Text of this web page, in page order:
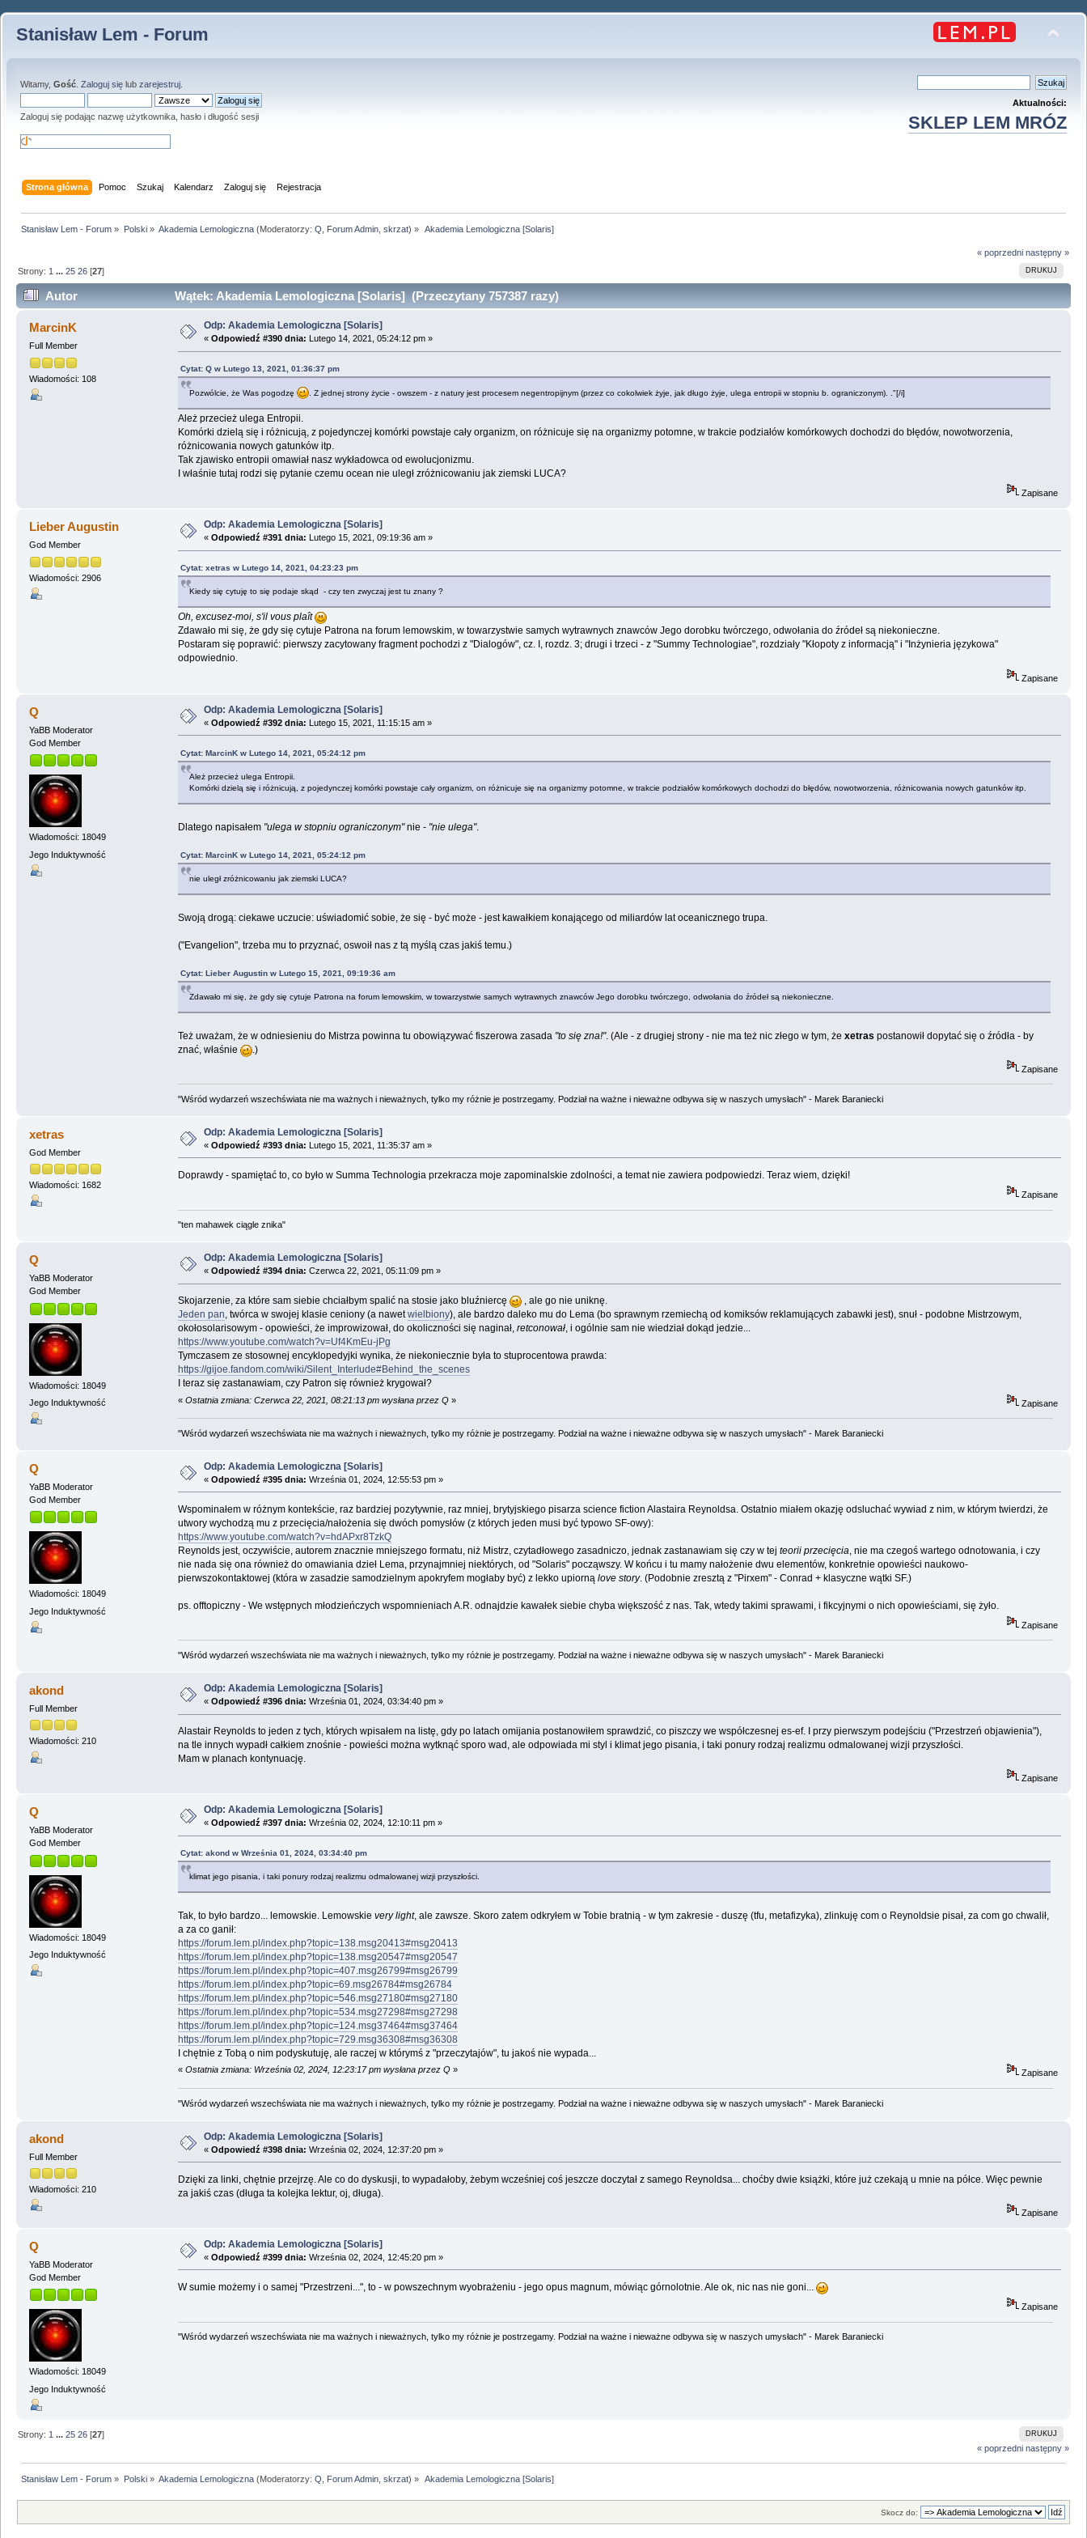
Stanisław Lem - Forum
Witamy, Gość Zaloguj się lub zarejestruj
Zaloguj się podając nazwę użytkownika, hasło i długość sesji
Aktualności:
SKLEP LEM MRÓZ
Strona główna Pomoc Szukaj Kalendarz Zaloguj się Rejestracja
Stanisław Lem - Forum » Polski» Akademia Lemologiczna(Moderatorzy: Q Forum Admin, skrzat) » Akademia Lemologiczna [Solaris]
« poprzedni następny »
DRUKUJ
Strony: 1 ...25 26 [27]
Autor Wątek: Akademia Lemologiczna [Solaris] (Przeczytany 757387 razy)
MarcinK
Full Member
Wiadomości: 108
Odp: Akademia Lemologiczna [Solaris]
« Odpowiedź #390 dnia: Lutego 14, 2021, 05:24:12 pm »
Cytat: Q w Lutego 13, 2021, 01:36:37 pm
Pozwólcie, że Was pogodzę . Z jednej strony życie - owszem - z natury jest procesem negentropijnym (przez co cokolwiek żyje, jak długo żyje, ulega entropii w stopniu b. ograniczonym). ."[/i]
Ależ przecież ulega Entropii.
Komórki dzielą się i różnicują, z pojedynczej komórki powstaje cały organizm, on różnicuje się na organizmy potomne, w trakcie podziałów komórkowych dochodzi do błędów, nowotworzenia,
różnicowania nowych gatunków itp.
Tak zjawisko entropii omawiał nasz wykładowca od ewolucjonizmu.
I właśnie tutaj rodzi się pytanie czemu ocean nie uległ zróżnicowaniu jak ziemski LUCA?
Zapisane
Lieber Augustin
God Member
Wiadomości: 2906
Odp: Akademia Lemologiczna [Solaris]
« Odpowiedź #391 dnia: Lutego 15, 2021, 09:19:36 am »
Cytat: xetras w Lutego 14, 2021, 04:23:23 pm
Kiedy się cytuję to się podaje skąd - czy ten zwyczaj jest tu znany ?
Oh, excusez-moi, s'il vous plaît
Zdawało mi się, że gdy się cytuje Patrona na forum lemowskim, w towarzystwie samych wytrawnych znawców Jego dorobku twórczego, odwołania do źródeł są niekonieczne.
Postaram się poprawić: pierwszy zacytowany fragment pochodzi z "Dialogów", cz. I, rozdz. 3; drugi i trzeci - z "Summy Technologiae", rozdziały "Kłopoty z informacją" i "Inżynieria językowa"
odpowiednio.
Zapisane
Q
YaBB Moderator
God Member
Wiadomości: 18049
Jego Induktywność
Odp: Akademia Lemologiczna [Solaris]
« Odpowiedź #392 dnia: Lutego 15, 2021, 11:15:15 am »
Cytat: MarcinK w Lutego 14, 2021, 05:24:12 pm
Ależ przecież ulega Entropii.
Komórki dzielą się i różnicują, z pojedynczej komórki powstaje cały organizm, on różnicuje się na organizmy potomne, w trakcie podziałów komórkowych dochodzi do błędów, nowotworzenia, różnicowania nowych gatunków itp.
Dlatego napisałem "ulega w stopniu ograniczonym"nie - "nie ulega".
Cytat: MarcinK w Lutego 14, 2021, 05:24:12 pm
nie uległ zróżnicowaniu jak ziemski LUCA?
Swoją drogą: ciekawe uczucie: uświadomić sobie, że się - być może - jest kawałkiem konającego od miliardów lat oceanicznego trupa.
("Evangelion", trzeba mu to przyznać, oswoił nas z tą myślą czas jakiś temu.)
Cytat: Lieber Augustin w Lutego 15, 2021, 09:19:36 am
Zdawało mi się, że gdy się cytuje Patrona na forum lemowskim, w towarzystwie samych wytrawnych znawców Jego dorobku twórczego, odwołania do źródeł są niekonieczne.
Też uważam, że w odniesieniu do Mistrza powinna tu obowiązywać fiszerowa zasada "to się zna!". (Ale - z drugiej strony - nie ma też nic złego w tym, że xetras postanowił dopytać się o źródła - by
znać, właśnie
.)
Zapisane
"Wśród wydarzeń wszechświata nie ma ważnych i nieważnych, tylko my różnie je postrzegamy. Podział na ważne i nieważne odbywa się w naszych umysłach" - Marek Baraniecki
xetras
God Member
Wiadomości: 1682
Odp: Akademia Lemologiczna [Solaris]
« Odpowiedź #393 dnia: Lutego 15, 2021, 11:35:37 am »
Doprawdy - spamiętać to, co było w Summa Technologia przekracza moje zapominalskie zdolności, a temat nie zawiera podpowiedzi. Teraz wiem, dzięki!
Zapisane
"ten mahawek ciągle znika"
Q
YaBB Moderator
God Member
Wiadomości: 18049
Jego Induktywność
Odp: Akademia Lemologiczna [Solaris]
« Odpowiedź #394 dnia: Czerwca 22, 2021, 05:11:09 pm »
Skojarzenie, za które sam siebie chciałbym spalić na stosie jako bluźniercę
, ale go nie uniknę.
Jeden pan, twórca w swojej klasie ceniony (a nawetwielbiony), ale bardzo daleko mu do Lema (bo sprawnym rzemiechą od komiksów reklamujących zabawki jest), snuł - podobne Mistrzowym,
okołosolarisowym - opowieści, że improwizował, do okoliczności się naginał, retconował, i ogólnie sam nie wiedział dokąd jedzie...
https://www.youtube.com/watch?v=Uf4KmEu-jPg
Tymczasem ze stosownej encyklopedyjki wynika, że niekoniecznie była to stuprocentowa prawda:
https://gijoe.fandom.com/wiki/Silent_Interlude#Behind_the_scenes
I teraz się zastanawiam, czy Patron się również krygował?
« Ostatnia zmiana: Czerwca 22, 2021, 08:21:13 pm wysłana przez Q» Zapisane
"Wśród wydarzeń wszechświata nie ma ważnych i nieważnych, tylko my różnie je postrzegamy. Podział na ważne i nieważne odbywa się w naszych umysłach" - Marek Baraniecki
Q
YaBB Moderator
God Member
Wiadomości: 18049
Jego Induktywność
Odp: Akademia Lemologiczna [Solaris]
« Odpowiedź #395 dnia: Września 01, 2024, 12:55:53 pm »
Wspominałem w różnym kontekście, raz bardziej pozytywnie, raz mniej, brytyjskiego pisarza science fiction Alastaira Reynoldsa. Ostatnio miałem okazję odsluchać wywiad z nim, w którym twierdzi, że
utwory wychodzą mu z przecięcia/nałożenia się dwóch pomysłów (z których jeden musi być typowo SF-owy):
https://www.youtube.com/watch?v=hdAPxr8TzkQ
Reynolds jest, oczywiście, autorem znacznie mniejszego formatu, niż Mistrz, czytadłowego zasadniczo, jednak zastanawiam się czy w tej teorii przecięcia , nie ma czegoś wartego odnotowania, i czy
nie nada się ona również do omawiania dzieł Lema, przynajmniej niektórych, od "Solaris" począwszy. W końcu i tu mamy nałożenie dwu elementów, konkretnie opowieści naukowo-
pierwszokontaktowej (która w zasadzie samodzielnym apokryfem mogłaby być) z lekko upiorną love story. (Podobnie zresztą z "Pirxem" - Conrad + klasyczne wątki SF.)
ps. offtopiczny - We wstępnych młodzieńczych wspomnieniach A.R. odnajdzie kawałek siebie chyba większość z nas. Tak, wtedy takimi sprawami, i fikcyjnymi o nich opowieściami, się żyło.
Zapisane
"Wśród wydarzeń wszechświata nie ma ważnych i nieważnych, tylko my różnie je postrzegamy. Podział na ważne i nieważne odbywa się w naszych umysłach" - Marek Baraniecki
akond
Full Member
Wiadomości: 210
Odp: Akademia Lemologiczna [Solaris]
« Odpowiedź #396 dnia: Września 01, 2024, 03:34:40 pm »
Alastair Reynolds to jeden z tych, których wpisałem na listę, gdy po latach omijania postanowiłem sprawdzić, co piszczy we współczesnej es-ef. I przy pierwszym podejściu ("Przestrzeń objawienia"),
na tle innych wypadł całkiem znośnie - powieści można wytknąć sporo wad, ale odpowiada mi styl i klimat jego pisania, i taki ponury rodzaj realizmu odmalowanej wizji przyszłości.
Mam w planach kontynuację.
Zapisane
Q
YaBB Moderator
God Member
Wiadomości: 18049
Jego Induktywność
Odp: Akademia Lemologiczna [Solaris]
« Odpowiedź #397 dnia: Września 02, 2024, 12:10:11 pm »
Cytat: akond w Września 01, 2024, 03:34:40 pm
klimat jego pisania, i taki ponury rodzaj realizmu odmalowanej wizji przyszłości.
Tak, to było bardzo... lemowskie. Lemowskie very light, ale zawsze. Skoro zatem odkryłem w Tobie bratnią - w tym zakresie - duszę (tfu, metafizyka), zlinkuję com o Reynoldsie pisał, za com go chwalił,
a za co ganił:
https://forum.lem.pl/index.php?topic=138.msg20413#msg20413
https://forum.lem.pl/index.php?topic=138.msg20547#msg20547
https://forum.lem.pl/index.php?topic=407.msg26799#msg26799
https://forum.lem.pl/index.php?topic=69.msg26784#msg26784
https://forum.lem.pl/index.php?topic=546.msg27180#msg27180
https://forum.lem.pl/index.php?topic=534.msg27298#msg27298
https://forum.lem.pl/index.php?topic=124.msg37464#msg37464
https://forum.lem.pl/index.php?topic=729.msg36308#msg36308
I chętnie z Tobą o nim podyskutuję, ale raczej w którymś z "przeczytajów", tu jakoś nie wypada...
« Ostatnia zmiana: Września 02, 2024, 12:23:17 pm wysłana przez Q» Zapisane
"Wśród wydarzeń wszechświata nie ma ważnych i nieważnych, tylko my różnie je postrzegamy. Podział na ważne i nieważne odbywa się w naszych umysłach" - Marek Baraniecki
akond
Full Member
Wiadomości: 210
Odp: Akademia Lemologiczna [Solaris]
« Odpowiedź #398 dnia: Września 02, 2024, 12:37:20 pm »
Dzięki za linki, chętnie przejrzę. Ale co do dyskusji, to wypadałoby, żebym wcześniej coś jeszcze doczytał z samego Reynoldsa... choćby dwie książki, które już czekają u mnie na półce. Więc pewnie
za jakiś czas (długa ta kolejka lektur, oj, długa).
Zapisane
Q
YaBB Moderator
God Member
Wiadomości: 18049
Jego Induktywność
Odp: Akademia Lemologiczna [Solaris]
« Odpowiedź #399 dnia: Września 02, 2024, 12:45:20 pm »
W sumie możemy i o samej "Przestrzeni...", to - w powszechnym wyobrażeniu - jego opus magnum, mówiąc górnolotnie. Ale ok, nic nas nie goni...
Zapisane
"Wśród wydarzeń wszechświata nie ma ważnych i nieważnych, tylko my różnie je postrzegamy. Podział na ważne i nieważne odbywa się w naszych umysłach" - Marek Baraniecki
DRUKUJ
Strony: 1 ...25 26 [27]
« poprzedni następny »
Stanisław Lem - Forum » Polski» Akademia Lemologiczna(Moderatorzy: Q Forum Admin, skrzat) » Akademia Lemologiczna [Solaris]
Skocz do: